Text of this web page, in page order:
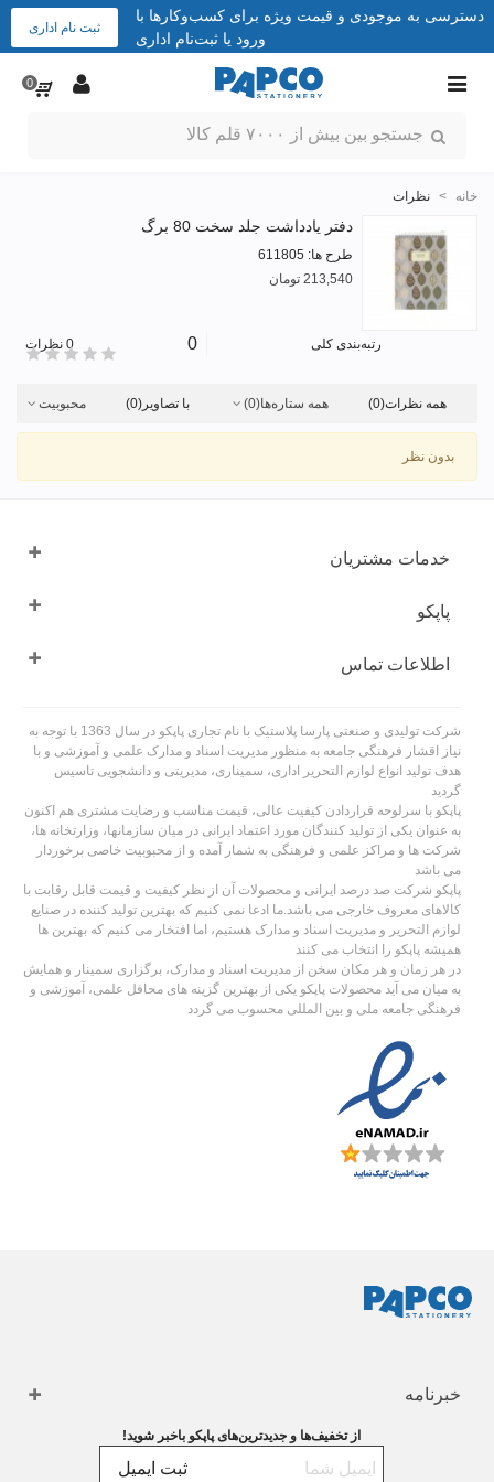
دسترسی به موجودی و قیمت ویژه برای کسب‌وکارها با
ورود یا ثبت‌نام اداری
ثبت نام اداری
0
خانه > نظرات
دفتر یادداشت جلد سخت 80 برگ
طرح ها: 611805
213,540 تومان
رتبه‌بندی کلی 0 0 نظرات
همه نظرات(0) همه ستاره‌ها(0) با تصاویر (0) محبوبیت
بدون نظر
خدمات مشتریان
پاپکو
اطلاعات تماس
شرکت تولیدی و صنعتی پارسا پلاستیک با نام تجاری پاپکو در سال 1363 با توجه به
نیاز اقشار فرهنگی جامعه به منظور مدیریت اسناد و مدارک علمی و آموزشی و با
هدف تولید انواع لوازم التحریر اداری، سمیناری، مدیریتی و دانشجویی تاسیس
گردید
پاپکو با سرلوحه قراردادن کیفیت عالی، قیمت مناسب و رضایت مشتری هم اکنون
به عنوان یکی از تولید کنندگان مورد اعتماد ایرانی در میان سازمانها، وزارتخانه ها،
شرکت ها و مراکز علمی و فرهنگی به شمار آمده و از محبوبیت خاصی برخوردار
می باشد
پاپکو شرکت صد درصد ایرانی و محصولات آن از نظر کیفیت و قیمت قابل رقابت با
کالاهای معروف خارجی می باشد.ما ادعا نمی کنیم که بهترین تولید کننده در صنایع
لوازم التحریر و مدیریت اسناد و مدارک هستیم، اما افتخار می کنیم که بهترین ها
همیشه پاپکو را انتخاب می کنند
در هر زمان و هر مکان سخن از مدیریت اسناد و مدارک، برگزاری سمینار و همایش
به میان می آید محصولات پاپکو یکی از بهترین گزینه های محافل علمی، آموزشی و
فرهنگی جامعه ملی و بین المللی محسوب می گردد
خبرنامه
از تخفیف‌ها و جدیدترین‌های پاپکو باخبر شوید!
ثبت ایمیل